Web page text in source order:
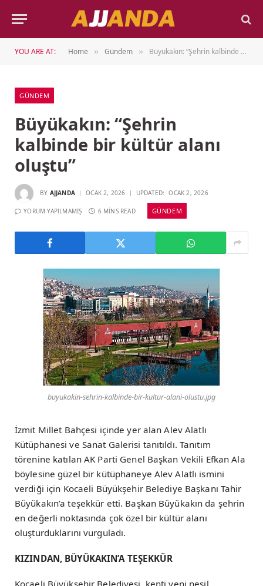
YOU ARE AT: Home » Gündem » Büyükakın: “Şehrin kalbinde bir kültür alanı oluştu”
GÜNDEM
Büyükakın: “Şehrin
kalbinde bir kültür alanı
oluştu”
BY AJJANDA OCAK 2, 2026 UPDATED: OCAK 2, 2026
YORUM YAPILMAMIŞ 6 MINS READ GÜNDEM
buyukakin-sehrin-kalbinde-bir-kultur-alani-olustu.jpg
İzmit Millet Bahçesi içinde yer alan Alev Alatlı
Kütüphanesi ve Sanat Galerisi tanıtıldı. Tanıtım
törenine katılan AK Parti Genel Başkan Vekili Efkan Ala
böylesine güzel bir kütüphaneye Alev Alatlı ismini
verdiği için Kocaeli Büyükşehir Belediye Başkanı Tahir
Büyükakın’a teşekkür etti. Başkan Büyükakın da şehrin
en değerli noktasında çok özel bir kültür alanı
oluşturduklarını vurguladı.
KIZINDAN, BÜYÜKAKIN’A TEŞEKKÜR
Kocaeli Büyükşehir Belediyesi, kenti yeni nesil